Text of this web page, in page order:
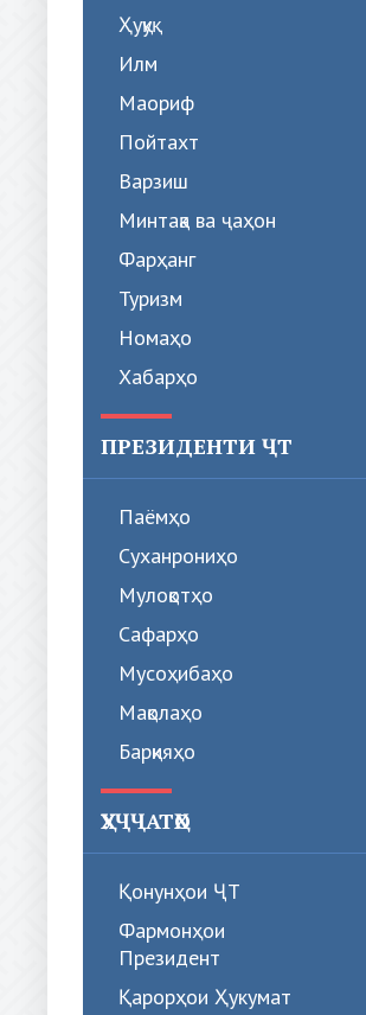
Ҳуқуқ
Илм
Маориф
Пойтахт
Варзиш
Минтақа ва ҷаҳон
Фарҳанг
Туризм
Номаҳо
Хабарҳо
ПРЕЗИДЕНТИ ҶТ
Паёмҳо
Суханрониҳо
Мулоқотҳо
Сафарҳо
Мусоҳибаҳо
Мақолаҳо
Барқияҳо
ҲУҶҶАТҲО
Қонунҳои ҶТ
Фармонҳои
Президент
Қарорҳои Ҳукумат